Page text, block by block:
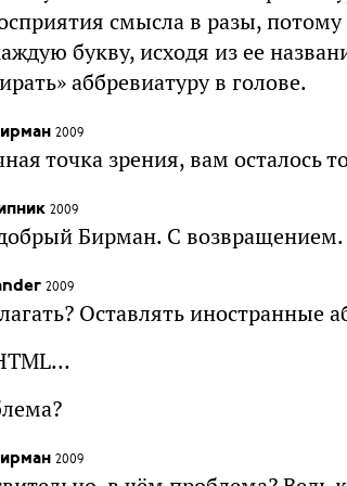
смысла в разы,
букву, исходя из ее
аббревиатуру в голове.
2009
точка зрения, вам осталось
2009
Бирман. С возвращением.
2009
Оставлять иностранные
2009